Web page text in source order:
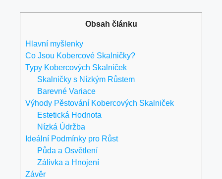
Obsah článku
Hlavní myšlenky
Co Jsou Kobercové Skalničky?
Typy Kobercových Skalniček
Skalničky s Nízkým Růstem
Barevné Variace
Výhody Pěstování Kobercových Skalniček
Estetická Hodnota
Nízká Údržba
Ideální Podmínky pro Růst
Půda a Osvětlení
Zálivka a Hnojení
Závěr